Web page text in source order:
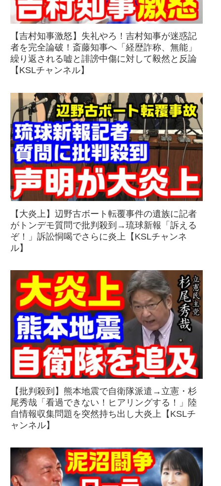
【吉村知事激怒】失礼やろ！吉村知事が迷惑記
者を完全論破！斎藤知事へ「経歴詐称、無能」
繰り返される嘘と誹謗中傷に対して毅然と反論
【KSLチャンネル】
【大炎上】辺野古ボート転覆事件の遺族に記者
がトンデモ質問で批判殺到→琉球新報「訴える
ぞ！」訴訟恫喝でさらに炎上【KSLチャンネ
ル】
【批判殺到】熊本地震で自衛隊派遣→立憲・杉
尾秀哉「看過できない！ヒアリングする！」陸
自情報収集問題を突然持ち出し大炎上【KSLチ
ャンネル】